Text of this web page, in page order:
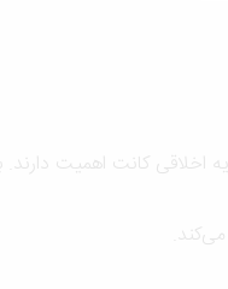
کانت اهمیت دارند.